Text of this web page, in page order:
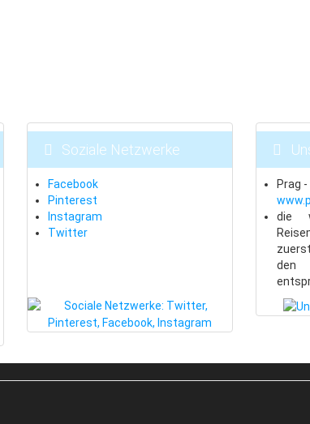
Soziale Netzwerke
Facebook
Pinterest
Instagram
Twitter
Prag
die
den